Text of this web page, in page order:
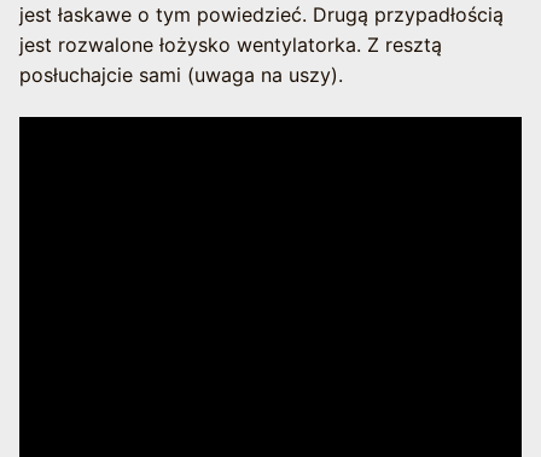
jest łaskawe o tym powiedzieć. Drugą przypadłością
jest rozwalone łożysko wentylatorka. Z resztą
posłuchajcie sami (uwaga na uszy).